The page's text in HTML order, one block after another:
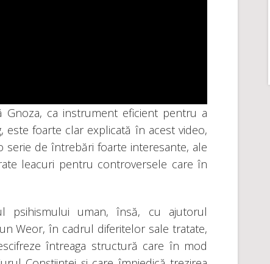
Gnoza, ca instrument eficient pentru a
este foarte clar explicată în acest video,
serie de întrebări foarte interesante, ale
leacuri pentru controversele care în
uman, însă, cu ajutorul
Weor, în cadrul diferitelor sale tratate,
întreaga structură care în mod